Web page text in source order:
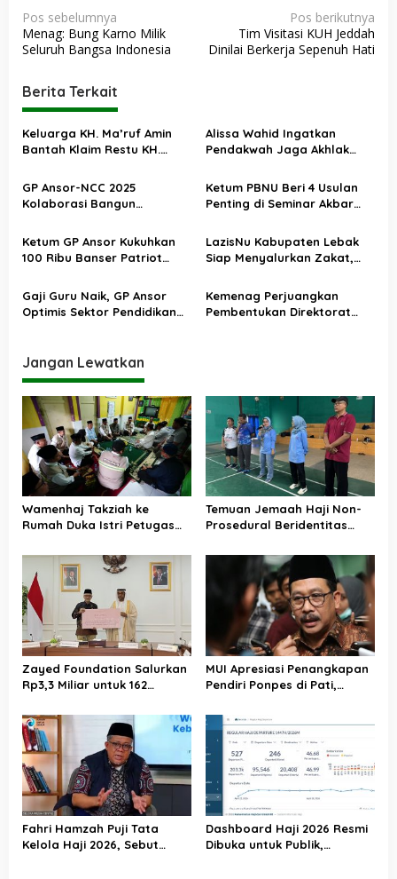
N
a
i
g
a
i
p
o
s
Pos sebelumnya
Menag: Bung Karno Milik
Seluruh Bangsa Indonesia
Pos berikutnya
Tim Visitasi KUH Jeddah
Dinilai Berkerja Sepenuh Hati
Berita Terkait
Keluarga KH. Ma’ruf Amin
Bantah Klaim Restu KH.
Alissa Wahid Ingatkan
Pendakwah Jaga Akhlak
GP Ansor-NCC 2025
Kolaborasi Bangun
Ketum PBNU Beri 4 Usulan
Penting di Seminar Akbar
Ketum GP Ansor Kukuhkan
100 Ribu Banser Patriot
LazisNu Kabupaten Lebak
Siap Menyalurkan Zakat,
Gaji Guru Naik, GP Ansor
Optimis Sektor Pendidikan
Kemenag Perjuangkan
Pembentukan Direktorat
Jangan Lewatkan
Wamenhaj Takziah ke
Rumah Duka Istri Petugas
Penghormatan atas
Amanah yang Tetap
Ditunaikan
Temuan Jemaah Haji Non-
Prosedural Beridentitas
Kami Tunggu Arahan Pusat
Zayed Foundation Salurkan
Rp3,3 Miliar untuk 162
Perkuat Kerja Sama Haji RI–
UEA
MUI Apresiasi Penangkapan
Pendiri Ponpes di Pati,
bagi Perusak Akhlak
Pesantren
Fahri Hamzah Puji Tata
Kelola Haji 2026, Sebut
Dashboard Haji 2026 Resmi
Dibuka untuk Publik,